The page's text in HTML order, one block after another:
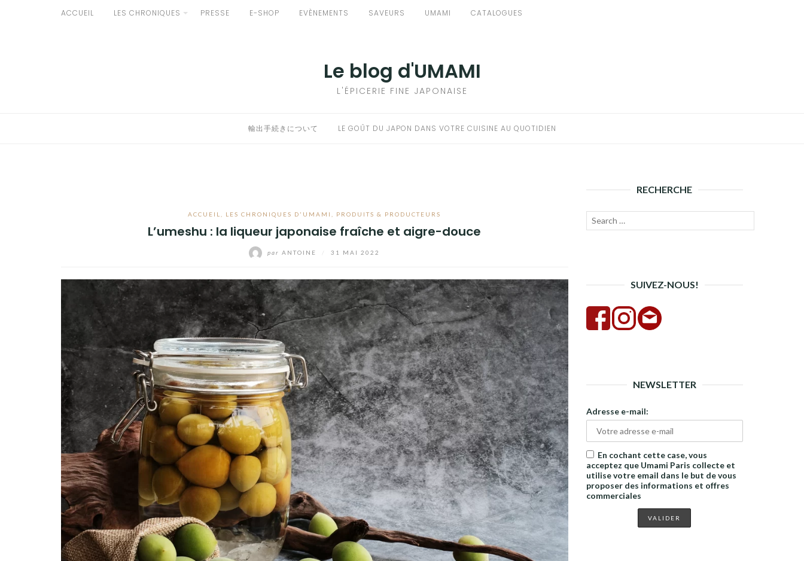
ACCUEIL LES CHRONIQUES PRESSE E-SHOP EVÈNEMENTS SAVEURS UMAMI CATALOGUES
Le blog d'UMAMI
L'ÉPICERIE FINE JAPONAISE
輸出手続きについて LE GOÛT DU JAPON DANS VOTRE CUISINE AU QUOTIDIEN
ACCUEIL LES CHRONIQUES D'UMAMI PRODUITS & PRODUCTEURS
L’umeshu : la liqueur japonaise fraîche et aigre-douce
par ANTOINE 31 MAI 2022
RECHERCHE
Recherche
SUIVEZ-NOUS!
NEWSLETTER
Adresse e-mail:
En cochant cette case, vous
acceptez que Umami Paris collecte et
utilise votre email dans le but de vous
proposer des informations et offres
commerciales